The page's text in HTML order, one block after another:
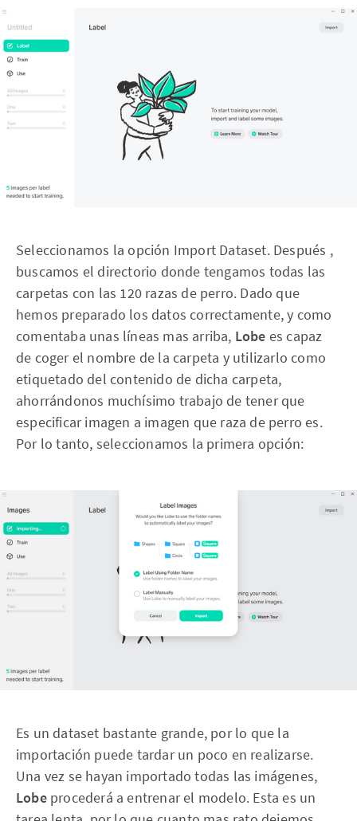
Seleccionamos la opción Import Dataset. Después ,
buscamos el directorio donde tengamos todas las
carpetas con las 120 razas de perro. Dado que
hemos preparado los datos correctamente, y como
comentaba unas líneas mas arriba, Lobe es capaz
de coger el nombre de la carpeta y utilizarlo como
etiquetado del contenido de dicha carpeta,
ahorrándonos muchísimo trabajo de tener que
especificar imagen a imagen que raza de perro es.
Por lo tanto, seleccionamos la primera opción:
Es un dataset bastante grande, por lo que la
importación puede tardar un poco en realizarse.
Una vez se hayan importado todas las imágenes,
Lobe procederá a entrenar el modelo. Esta es un